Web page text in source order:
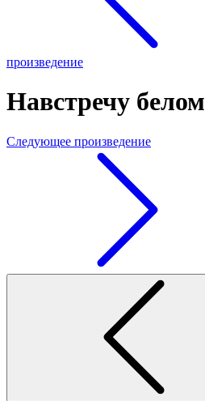
произведение
Навстречу
Следующее произведение